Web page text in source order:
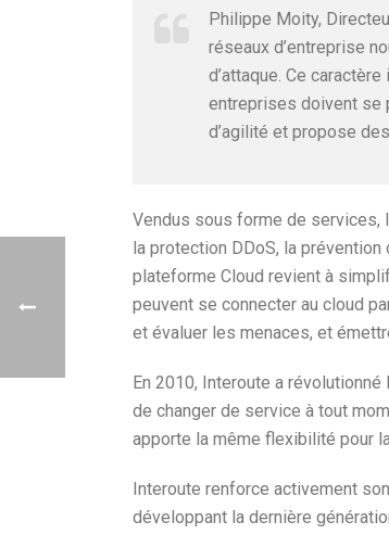
Philippe Moity,
réseaux d’entreprise
d’attaque. Ce
entreprises doivent se
d’agilité et propose
Vendus sous forme de services,
la protection DDoS, la
plateforme Cloud revient à
peuvent se connecter au cloud
et évaluer les menaces, et
En 2010, Interoute a
de changer de service à tout
apporte la même flexibilité pour
Interoute renforce activement
développant la dernière